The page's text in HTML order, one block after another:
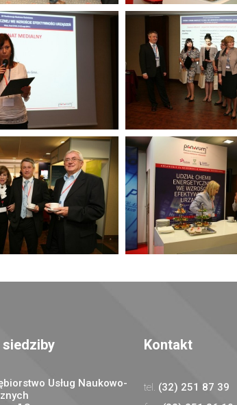
Usług Naukowo-
Kontakt
(32) 251 87 39